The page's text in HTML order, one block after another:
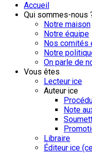
Accueil
Qui sommes-nous
Notre maison
Notre équipe
Nos comités
Notre
On parle de
Vous êtes
Lecteur·ice
Auteur·ice
Note
Libraire
Éditeur·ice